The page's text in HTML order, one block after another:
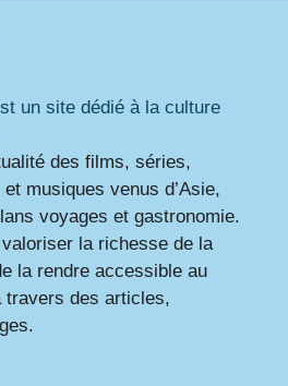
un site dédié à la culture
des films, séries,
musiques venus d’Asie,
voyages et gastronomie.
la richesse de la
la rendre accessible au
travers des articles,